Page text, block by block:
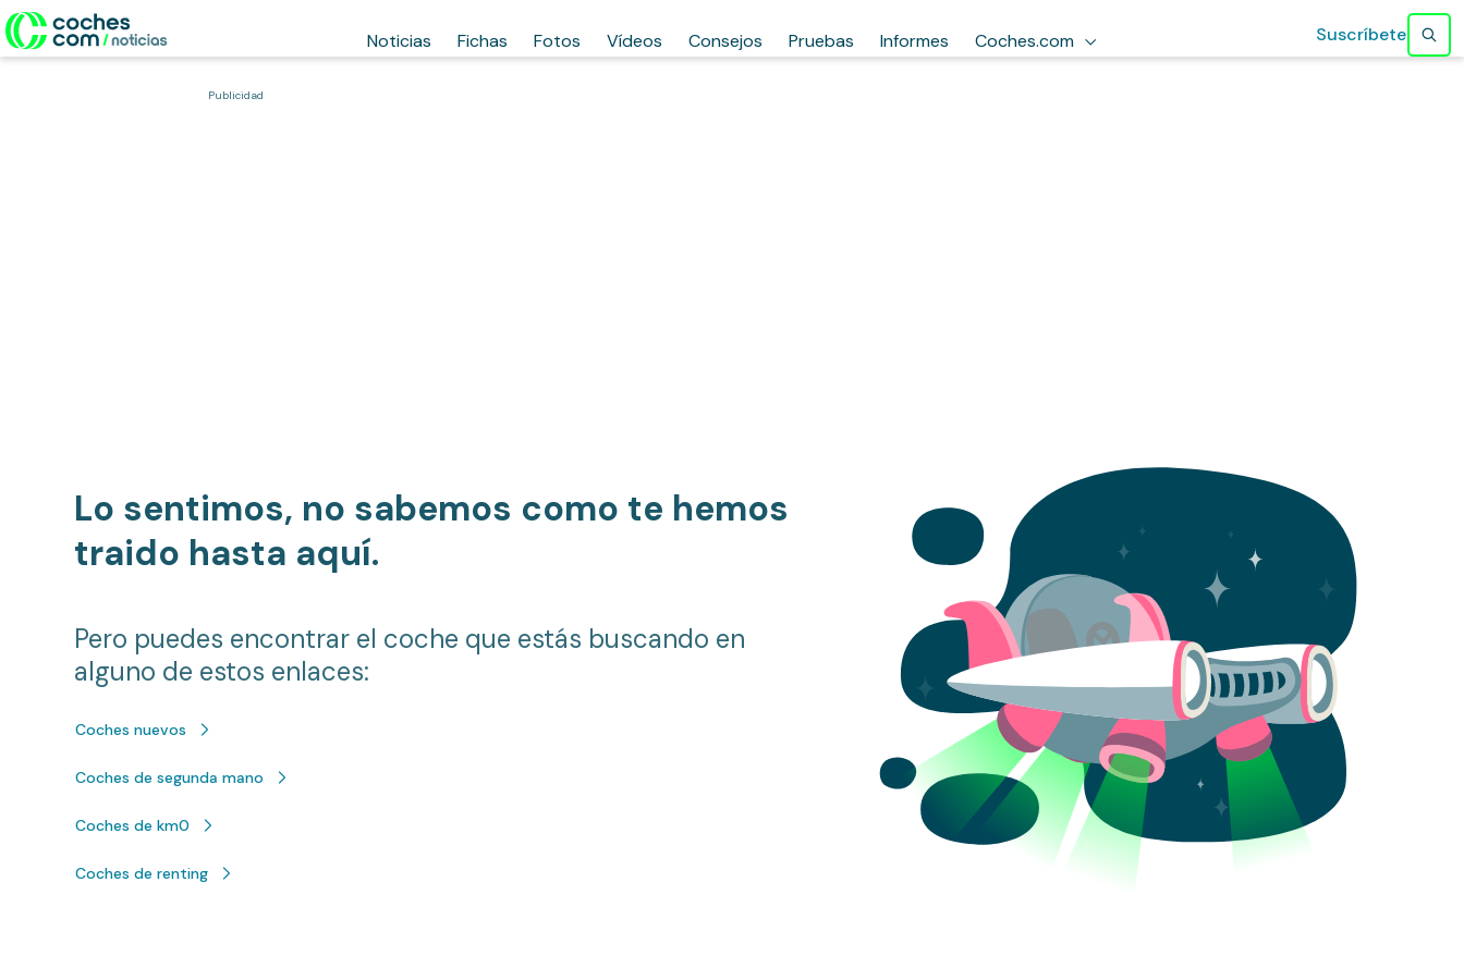
Noticias Fichas Fotos Vídeos Consejos Pruebas Informes Coches.com Suscríbete
Publicidad
Lo sentimos, no sabemos como te hemos
traido hasta aquí.
Pero puedes encontrar el coche que estás buscando en
alguno de estos enlaces:
Coches nuevos
Coches de segunda mano
Coches de km0
Coches de renting